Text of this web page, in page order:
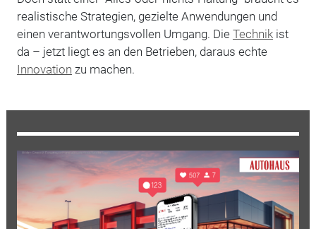
realistische Strategien, gezielte Anwendungen und
einen verantwortungsvollen Umgang. Die Technikist
da – jetzt liegt es an den Betrieben, daraus echte
Innovation zu machen.